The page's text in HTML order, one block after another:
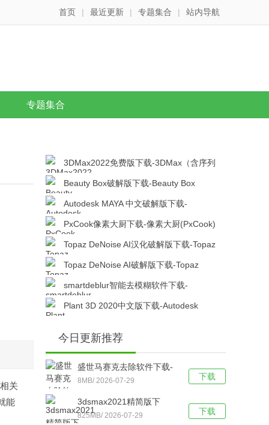
首页 | 最近更新 | 专题集合 | 站内导航
专题集合
关
能
3DMax2022免费版下载-3DMax（含序列
号和密钥）V2022免费中文免费版下载
Beauty Box破解版下载-Beauty Box
v2021 汉化版下载
Autodesk MAYA 中文破解版下载-
Autodesk MAYA2022(含序列号和密钥) 免激
活版下载
PxCook像素大厨下载-像素大厨(PxCook)
v3.6.3 绿色破解版下载
Topaz DeNoise AI汉化破解版下载-Topaz
DeNoise AI 3 v3.0.0 破解版下载
Topaz DeNoise AI破解版下载-Topaz
DeNoise AI汉化版v3.7.2中文版下载
smartdeblur智能去模糊软件下载-
SmartDeblur PRO中文专业版v2.3免费版下载
Plant 3D 2020中文版下载-Autodesk
今日更新推荐
下载
盛世马赛克去除软件下载-
盛世马赛克去除工具 v5.0
绿色中文版下载
8MB/ 2026-07-29
下载
3dsmax2021精简版下
载-3DS Max 2021(免注册)
825MB/ 2026-07-29